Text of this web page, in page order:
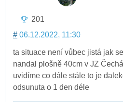
201
# 06.12.2022, 11:30
ta situace není vůbec jistá jak
nandal plošně 40cm v JZ
uvidíme co dále stále to je
odsunuta o 1 den déle